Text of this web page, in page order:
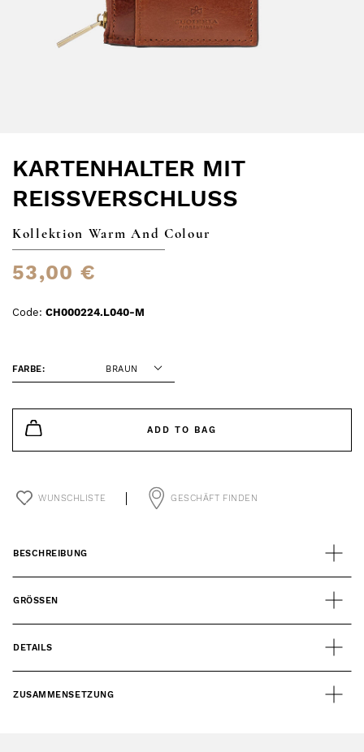
KARTENHALTER MIT
REISSVERSCHLUSS
Kollektion Warm And Colour
53,00 €
Code: CH000224.L040-M
FARBE: BRAUN
ADD TO BAG
WUNSCHLISTE GESCHÄFT FINDEN
BESCHREIBUNG
GRÖSSEN
DETAILS
ZUSAMMENSETZUNG